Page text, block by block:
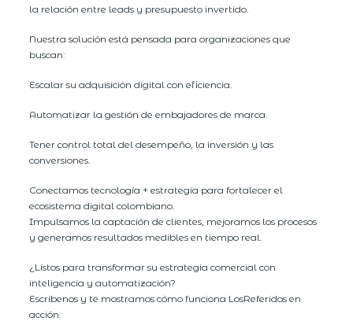
la relación entre leads y presupuesto invertido.
Nuestra solución está pensada para organizaciones que
buscan:
Escalar su adquisición digital con eficiencia.
Automatizar la gestión de embajadores de marca.
Tener control total del desempeño, la inversión y las
conversiones.
Conectamos tecnología + estrategia para fortalecer el
ecosistema digital colombiano.
Impulsamos la captación de clientes, mejoramos los procesos
y generamos resultados medibles en tiempo real.
¿Listos para transformar su estrategia comercial con
inteligencia y automatización?
Escríbenos y te mostramos cómo funciona LosReferidos en
acción.